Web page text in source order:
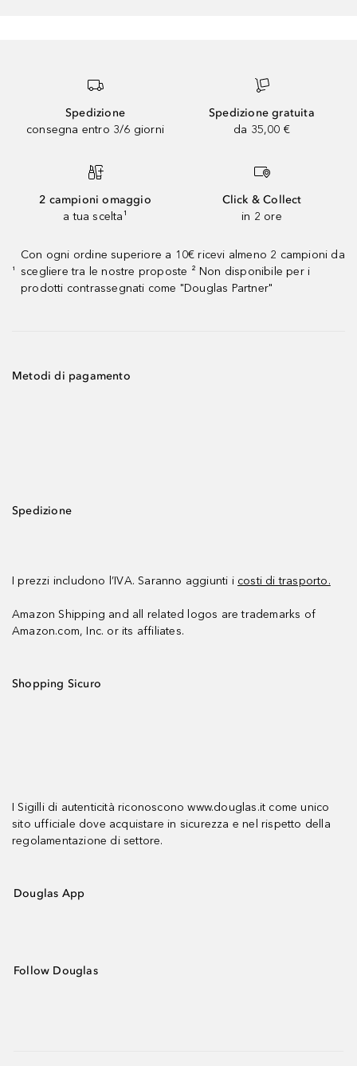
Spedizione
consegna entro 3/6 giorni
Spedizione gratuita
da 35,00 €
2 campioni omaggio
a tua scelta¹
Click & Collect
in 2 ore
¹
Con ogni ordine superiore a 10€ ricevi almeno 2 campioni da
scegliere tra le nostre proposte ² Non disponibile per i
prodotti contrassegnati come "Douglas Partner"
Metodi di pagamento
Spedizione
I prezzi includono l’IVA. Saranno aggiunti i costi di trasporto.
Amazon Shipping and all related logos are trademarks of
Amazon.com, Inc. or its affiliates.
Shopping Sicuro
I Sigilli di autenticità riconoscono www.douglas.it come unico
sito ufficiale dove acquistare in sicurezza e nel rispetto della
regolamentazione di settore.
Douglas App
Follow Douglas